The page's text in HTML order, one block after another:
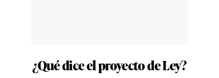
¿Qué dice el proyecto de Ley?